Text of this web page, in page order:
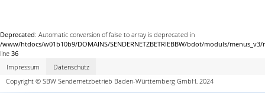
Deprecated: Automatic conversion of false to array is deprecated in
/www/htdocs/w01b10b9/DOMAINS/SENDERNETZBETRIEBBW/bdot/moduls/
line 36
Impressum
Datenschutz
Copyright © SBW Sendernetzbetrieb Baden-Württemberg GmbH, 2024